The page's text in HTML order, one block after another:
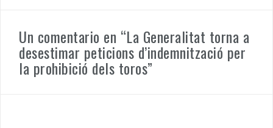
Un comentario en “La Generalitat torna a
desestimar peticions d’indemnització per
la prohibició dels toros”